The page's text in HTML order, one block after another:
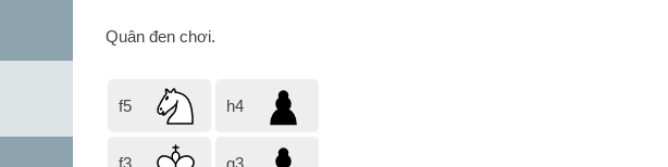
Quân đen chơi.
f5 h4
f3 g3